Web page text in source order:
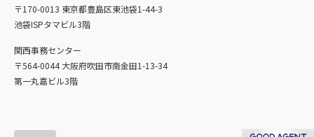
〒170-0013 東京都豊島区東池袋1-44-3
池袋ISPタマビル3階
関西事務センター
〒564-0044 大阪府吹田市南金田1-13-34
第一丸嘉ビル3階